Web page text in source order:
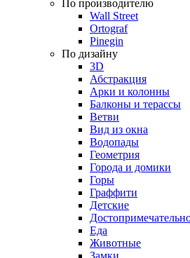
По производителю
Wall Street
Ortograf
Pinegin
По дизайну
3D
Абстракция
Арки и колонны
Балконы и терассы
Ветви
Вид из окна
Водопады
Геометрия
Города и домики
Горы
Граффити
Детские
Еда
Животные
Замки